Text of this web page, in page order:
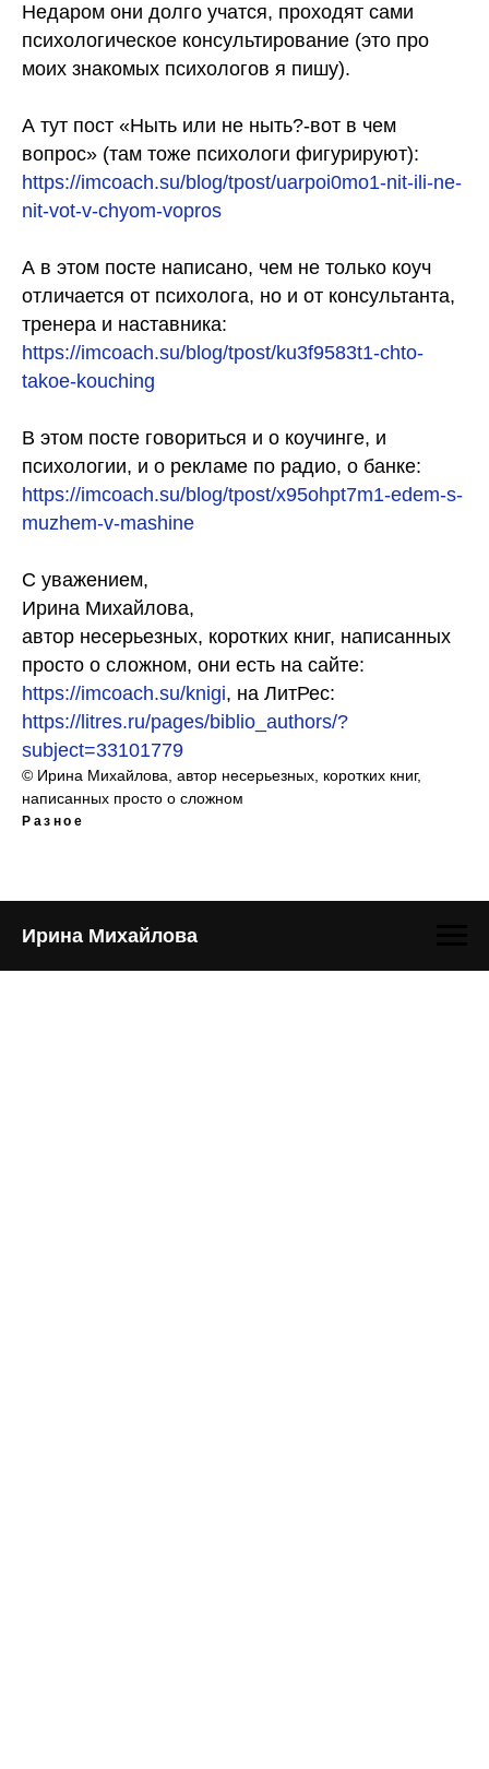
Недаром они долго учатся, проходят сами
психологическое консультирование (это про
моих знакомых психологов я пишу).
А тут пост «Ныть или не ныть?-вот в чем
вопрос» (там тоже психологи фигурируют):
https://imcoach.su/blog/tpost/uarpoi0mo1-nit-ili-ne-
nit-vot-v-chyom-vopros
А в этом посте написано, чем не только коуч
отличается от психолога, но и от консультанта,
тренера и наставника:
https://imcoach.su/blog/tpost/ku3f9583t1-chto-
takoe-kouching
В этом посте говориться и о коучинге, и
психологии, и о рекламе по радио, о банке:
https://imcoach.su/blog/tpost/x95ohpt7m1-edem-s-
muzhem-v-mashine
С уважением,
Ирина Михайлова,
автор несерьезных, коротких книг, написанных
просто о сложном, они есть на сайте:
https://imcoach.su/knigi, на ЛитРес:
https://litres.ru/pages/biblio_authors/?
subject=33101779
© Ирина Михайлова, автор несерьезных, коротких книг,
написанных просто о сложном
Разное
Ирина Михайлова